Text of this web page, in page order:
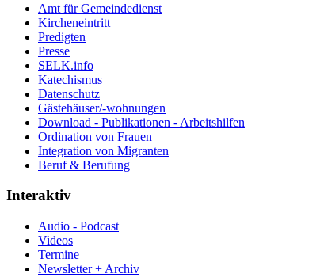
Amt für Gemeindedienst
Kircheneintritt
Predigten
Presse
SELK.info
Katechismus
Datenschutz
Gästehäuser/-wohnungen
Download - Publikationen - Arbeitshilfen
Ordination von Frauen
Integration von Migranten
Beruf & Berufung
Interaktiv
Audio - Podcast
Videos
Termine
Newsletter + Archiv